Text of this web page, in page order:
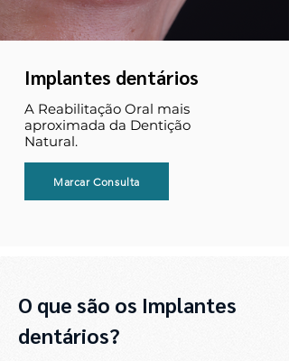
Implantes dentários
A Reabilitação Oral mais
aproximada da Dentição
Natural.
Marcar Consulta
O que são os Implantes
dentários?